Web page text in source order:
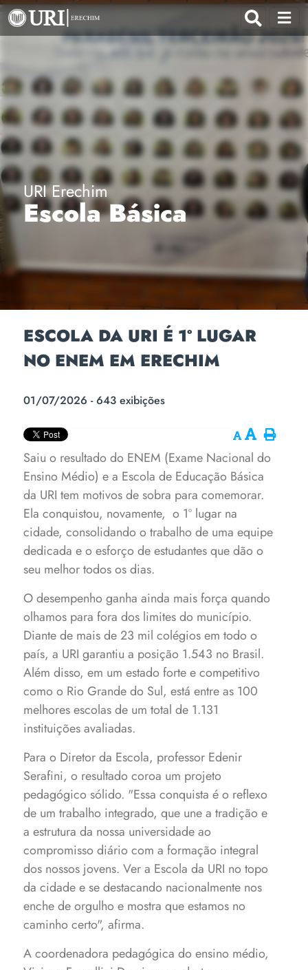
URI Erechim
Escola Básica
ESCOLA DA URI É 1º LUGAR
NO ENEM EM ERECHIM
01/07/2026 - 643 exibições
Saiu o resultado do ENEM (Exame Nacional do
Ensino Médio) e a Escola de Educação Básica
da URI tem motivos de sobra para comemorar.
Ela conquistou, novamente, o 1º lugar na
cidade, consolidando o trabalho de uma equipe
dedicada e o esforço de estudantes que dão o
seu melhor todos os dias.
O desempenho ganha ainda mais força quando
olhamos para fora dos limites do município.
Diante de mais de 23 mil colégios em todo o
país, a URI garantiu a posição 1.543 no Brasil.
Além disso, em um estado forte e competitivo
como o Rio Grande do Sul, está entre as 100
melhores escolas de um total de 1.131
instituições avaliadas.
Para o Diretor da Escola, professor Edenir
Serafini, o resultado coroa um projeto
pedagógico sólido. "Essa conquista é o reflexo
de um trabalho integrado, que une a tradição e
a estrutura da nossa universidade ao
compromisso diário com a formação integral
dos nossos jovens. Ver a Escola da URI no topo
da cidade e se destacando nacionalmente nos
enche de orgulho e mostra que estamos no
caminho certo", afirma.
A coordenadora pedagógica do ensino médio,